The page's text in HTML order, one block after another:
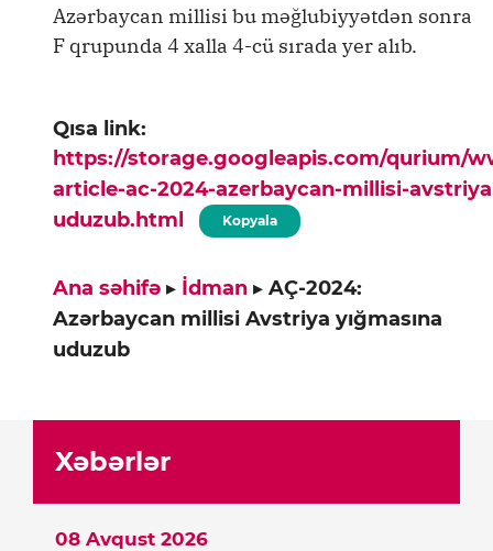
Azərbaycan millisi bu məğlubiyyətdən sonra
F qrupunda 4 xalla 4-cü sırada yer alıb.
Qısa link:
https://storage.googleapis.com/qurium/
article-ac-2024-azerbaycan-millisi-
uduzub.html
Kopyala
Ana səhifə ▸ İdman ▸ AÇ-2024:
Azərbaycan millisi Avstriya yığmasına
uduzub
Xəbərlər
08 Avqust 2026